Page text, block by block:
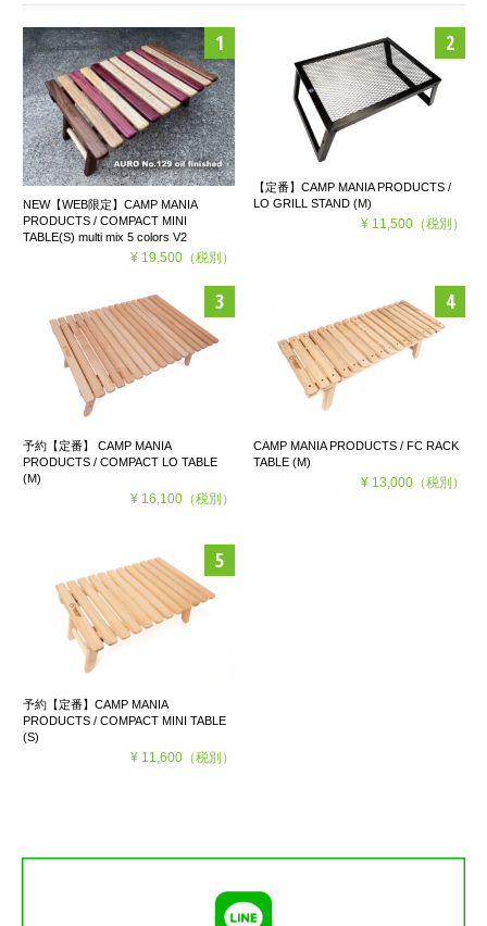
NEW【WEB限定】CAMP MANIA
PRODUCTS / COMPACT MINI
TABLE(S) multi mix 5 colors V2
¥ 19,500（税別）
【定番】CAMP MANIA PRODUCTS /
LO GRILL STAND (M)
¥ 11,500（税別）
予約【定番】 CAMP MANIA
PRODUCTS / COMPACT LO TABLE
(M)
¥ 16,100（税別）
CAMP MANIA PRODUCTS / FC RACK
TABLE (M)
¥ 13,000（税別）
予約【定番】CAMP MANIA
PRODUCTS / COMPACT MINI TABLE
(S)
¥ 11,600（税別）